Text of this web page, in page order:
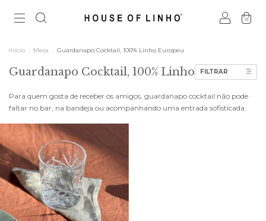
0
Início . Mesa . Guardanapo Cocktail, 100% Linho Europeu
Guardanapo Cocktail, 100% Linho Europeu
FILTRAR
Para quem gosta de receber os amigos, guardanapo cocktail não pode
faltar no bar, na bandeja ou acompanhando uma entrada sofisticada.